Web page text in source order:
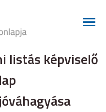
listás képviselő